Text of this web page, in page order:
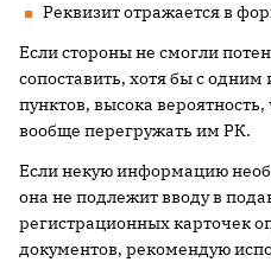
Реквизит отражается в
Если стороны не смогли
сопоставить, хотя бы с
пунктов, высока
вообще перегружать им РК.
Если некую информацию
она не подлежит вводу в
регистрационных карточек
документов, рекомендую